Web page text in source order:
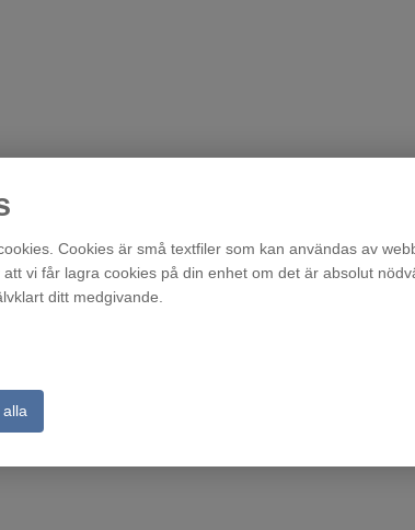
Cookies är små textfiler som kan användas av
vi får lagra cookies på din enhet om det är absolut
ditt medgivande.